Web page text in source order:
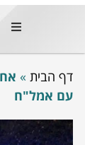
החמות
בימים
באזור
דף הבית »
עם אמל"ח